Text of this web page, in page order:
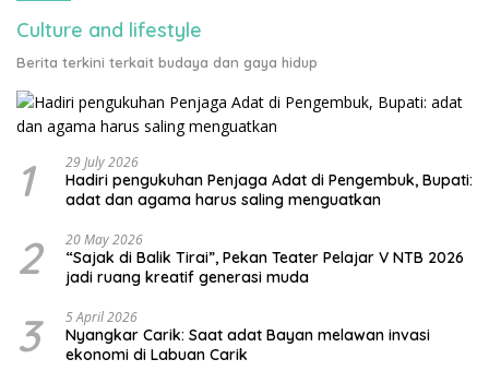
Culture and lifestyle
Berita terkini terkait budaya dan gaya hidup
1 29 July 2026
Hadiri pengukuhan Penjaga Adat di Pengembuk, Bupati:
adat dan agama harus saling menguatkan
2 20 May 2026
“Sajak di Balik Tirai”, Pekan Teater Pelajar V NTB 2026
jadi ruang kreatif generasi muda
3 5 April 2026
Nyangkar Carik: Saat adat Bayan melawan invasi
ekonomi di Labuan Carik